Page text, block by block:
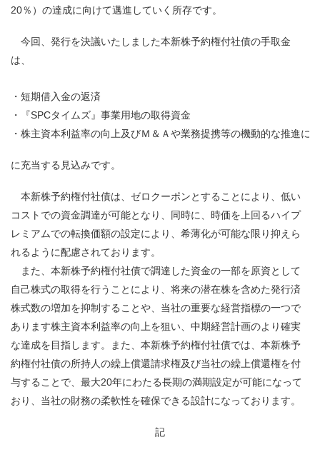
20％）の達成に向けて邁進していく所存です。
今回、発行を決議いたしました本新株予約権付社債の手取金
は、
・ 短期借入金の返済
・
『SPCタイムズ』事業用地の取得資金
・ 株主資本利益率の向上及びＭ＆Ａや業務提携等の機動的な推進に
に充当する見込みです。
本新株予約権付社債は、ゼロクーポンとすることにより、低い
コストでの資金調達が可能となり、同時に、時価を上回るハイプ
レミアムでの転換価額の設定により、希薄化が可能な限り抑えら
れるように配慮されております。
また、本新株予約権付社債で調達した資金の一部を原資として
自己株式の取得を行うことにより、将来の潜在株を含めた発行済
株式数の増加を抑制することや、当社の重要な経営指標の一つで
あります株主資本利益率の向上を狙い、中期経営計画のより確実
な達成を目指します。また、本新株予約権付社債では、本新株予
約権付社債の所持人の繰上償還請求権及び当社の繰上償還権を付
与することで、最大20年にわたる長期の満期設定が可能になって
おり、当社の財務の柔軟性を確保できる設計になっております。
記